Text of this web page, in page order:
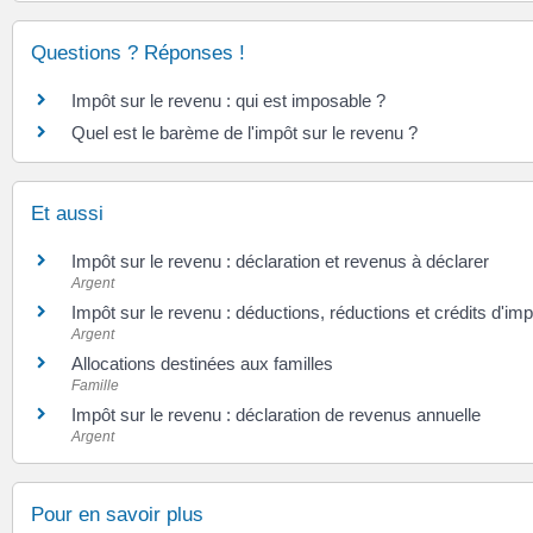
Questions ? Réponses !
Impôt sur le revenu : qui est imposable ?
Quel est le barème de l'impôt sur le revenu ?
Et aussi
Impôt sur le revenu : déclaration et revenus à déclarer
Argent
Impôt sur le revenu : déductions, réductions et crédits
Argent
Allocations destinées aux familles
Famille
Impôt sur le revenu : déclaration de revenus annuelle
Argent
Pour en savoir plus